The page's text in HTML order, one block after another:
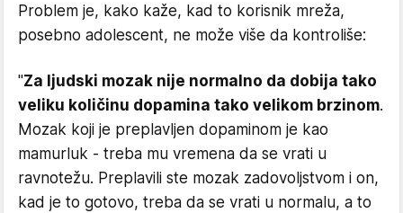
Problem je, kako kaže, kad to korisnik mreža,
posebno adolescent, ne može više da kontroliše:
"Za ljudski mozak nije normalno da dobija tako
veliku količinu dopamina tako velikom brzinom.
Mozak koji je preplavljen dopaminom je kao
mamurluk - treba mu vremena da se vrati u
ravnotežu. Preplavili ste mozak zadovoljstvom i on,
kad je to gotovo, treba da se vrati u normalu, a to